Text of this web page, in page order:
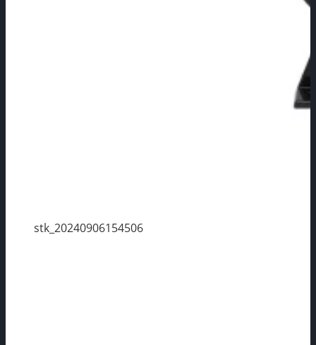
stk_20240906154506